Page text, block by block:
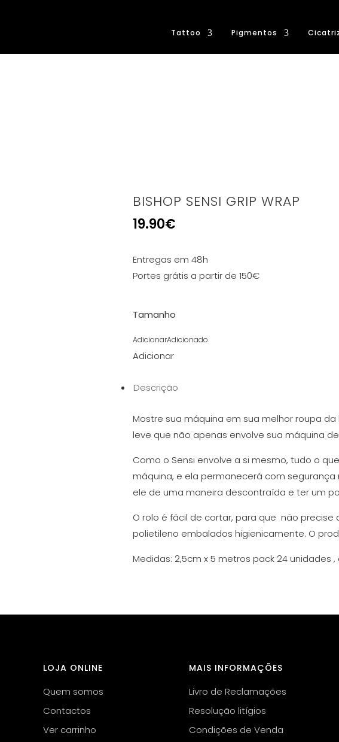
Tattoo Pigmentos
BISHOP SENSI GRIP WRAP
19.90€
Entregas em 48h
Portes grátis a partir de 150€
Tamanho
AdicionarAdicionado
Adicionar
Descrição
Mostre sua máquina em sua melhor roupa
leve que não apenas envolve sua máquina
Como o Sensi envolve a si mesmo, tudo o
máquina, e ela permanecerá com
ele de uma maneira descontraída e ter um
O rolo é fácil de cortar, para que não
polietileno embalados higienicamente. O
Medidas: 2,5cm x 5 metros pack 24 unidades
LOJA ONLINE
Quem somos
Contactos
Ver carrinho
MAIS INFORMAÇÕES
Livro de Reclamações
Resolução litígios
Condições de Venda